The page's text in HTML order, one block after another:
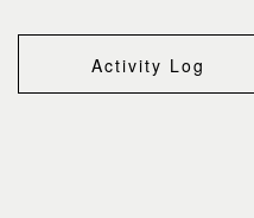
Activity Log